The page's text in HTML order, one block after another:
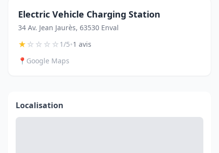
Electric Vehicle Charging Station
34 Av. Jean Jaurès, 63530 Enval
★☆☆☆☆1/5•1 avis
📍 Google Maps
Localisation